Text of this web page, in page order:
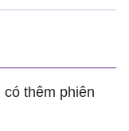
thêm phiên